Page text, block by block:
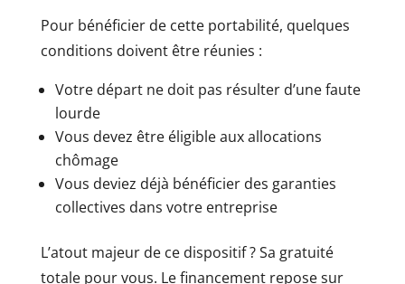
Pour bénéficier de cette portabilité, quelques
conditions doivent être réunies :
Votre départ ne doit pas résulter d’une faute
lourde
Vous devez être éligible aux allocations
chômage
Vous deviez déjà bénéficier des garanties
collectives dans votre entreprise
L’atout majeur de ce dispositif ? Sa gratuité
totale pour vous. Le financement repose sur